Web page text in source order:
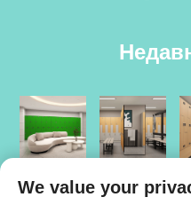
We value your